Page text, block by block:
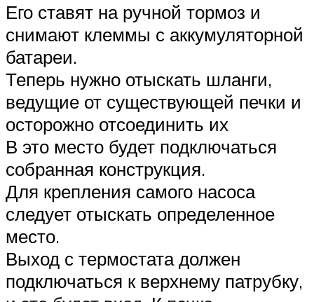
Его ставят на ручной тормоз и
снимают клеммы с аккумуляторной
батареи.
Теперь нужно отыскать шланги,
ведущие от существующей печки и
осторожно отсоединить их
В это место будет подключаться
собранная конструкция.
Для крепления самого насоса
следует отыскать определенное
место.
Выход с термостата должен
подключаться к верхнему патрубку,